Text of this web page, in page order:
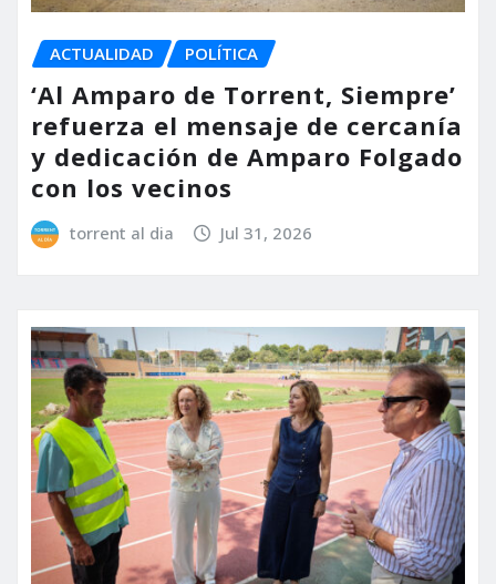
ACTUALIDAD POLÍTICA
‘Al Amparo de Torrent, Siempre’
refuerza el mensaje de cercanía
y dedicación de Amparo Folgado
con los vecinos
torrent al dia Jul 31, 2026